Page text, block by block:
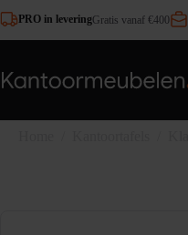
naar
de
PRO in leveringGratis vanaf €400